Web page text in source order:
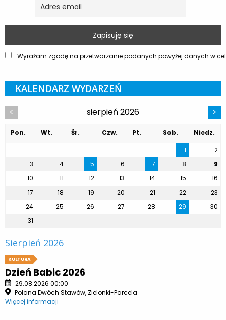
Wyrażam zgodę na przetwarzanie podanych powyżej danych w
KALENDARZ WYDARZEŃ
< sierpień 2026 >
Pon. Wt. Śr. Czw. Pt. Sob.
Niedz.
1
2
3
4 5 6 7 8
9
10
11 12 13 14 15
16
17
18 19 20 21 22
23
24
25 26 27 28 29
30
31
Sierpień 2026
KULTURA
Dzień Babic 2026
29.08.2026 00:00
Polana Dwóch Stawów, Zielonki-Parcela
Więcej informacji